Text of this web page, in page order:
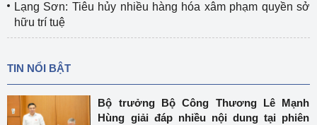
Lạng Sơn: Tiêu hủy nhiều hàng hóa xâm phạm quyền sở
hữu trí tuệ
TIN NỔI BẬT
Bộ trưởng Bộ Công Thương Lê Mạnh
Hùng giải đáp nhiều nội dung tại phiên